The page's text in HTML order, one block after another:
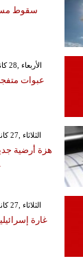
سقوط
GMT 07:19 2026 الأربعاء ,28 كانون الثاني / يناير
عبوات
GMT 18:47 2026 الثلاثاء ,27 كانون الثاني / يناير
GMT 08:18 2026 الثلاثاء ,27 كانون الثاني / يناير
غارة